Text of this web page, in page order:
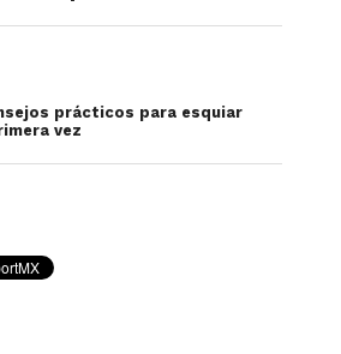
de Colima: conoce sus
de ese grupo
esas cosas?
prácticos para esquiar
vez